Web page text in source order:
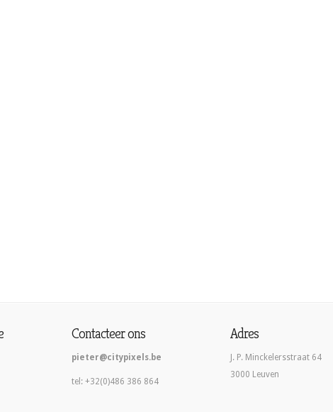
Contacteer ons
pieter@citypixels.be
tel: +32(0)486 386 864
Adres
J. P. Minckelersstraat 64
3000 Leuven